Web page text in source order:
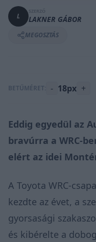
L LAKNER GÁBOR
MEGOSZTÁS
BETŰMÉRET: - 18px +
Eddig egyedül az
bravúrra a WRC-
elért az idei
A Toyota WRC-
kezdte az évet, a
gyorsasági
és kibérelte a